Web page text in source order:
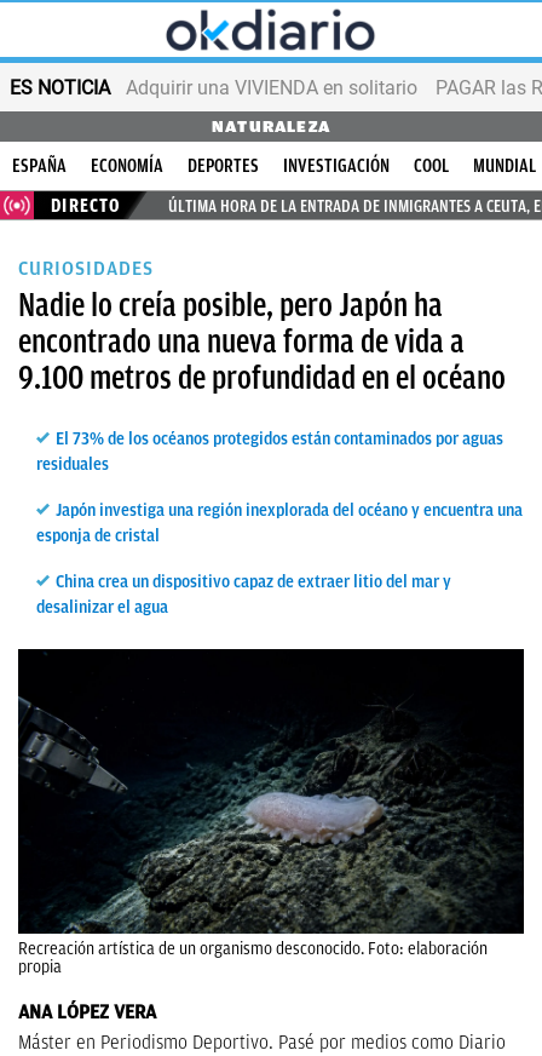
ES NOTICIA Adquirir una VIVIENDA en solitario PAGAR las
NATURALEZA
ESPAÑA ECONOMÍA DEPORTES INVESTIGACIÓN COOL
MUNDIAL
DIRECTO
ÚLTIMA HORA DE LA ENTRADA DE INMIGRANTES A CEUTA,
CURIOSIDADES
Nadie lo creía posible, pero Japón ha
encontrado una nueva forma de vida a
9.100 metros de profundidad en el océano
El 73% de los océanos protegidos están contaminados por aguas
residuales
Japón investiga una región inexplorada del océano y encuentra una
esponja de cristal
China crea un dispositivo capaz de extraer litio del mar y
desalinizar el agua
Recreación artística de un organismo desconocido. Foto: elaboración
propia
ANA LÓPEZ VERA
Máster en Periodismo Deportivo. Pasé por medios como Diario